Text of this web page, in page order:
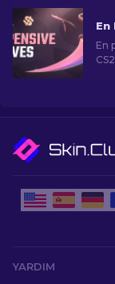
En
YARDIM